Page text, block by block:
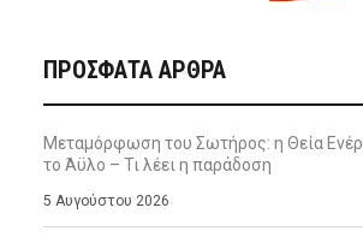
ΠΡΌΣΦΑΤΑ ΆΡΘΡΑ
Μεταμόρφωση του Σωτήρος: η Θεία
το Άϋλο – Τι λέει η παράδοση
5 Αυγούστου 2026